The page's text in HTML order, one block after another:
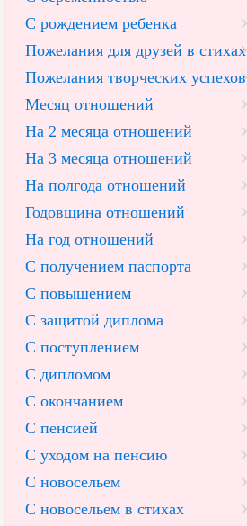
С рождением ребенка
Пожелания для друзей в стихах
Пожелания творческих успехов
Месяц отношений
На 2 месяца отношений
На 3 месяца отношений
На полгода отношений
Годовщина отношений
На год отношений
С получением паспорта
С повышением
С защитой диплома
С поступлением
С дипломом
С окончанием
С пенсией
С уходом на пенсию
С новосельем
С новосельем в стихах